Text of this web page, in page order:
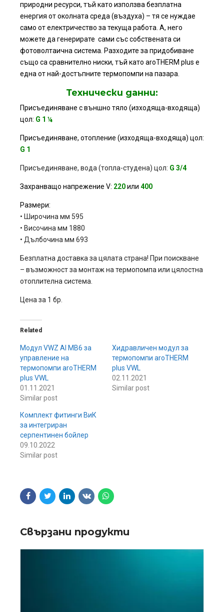
природни ресурси, тъй като използва безплатна
енергия от околната среда (въздуха) – тя се нуждае
само от електричество за текуща работа. А, него
можете да генерирате сами със собствената си
фотоволтаична система. Разходите за придобиване
също са сравнително ниски, тъй като aroTHERM plus е
една от най-достъпните термопомпи на пазара.
Технически данни:
Присъединяване с външно тяло (изходяща-входяща)
цол: G 1 ¼
Присъединяване, отопление (изходяща-входяща) цол:
G 1
Присъединяване, вода (топла-студена) цол: G 3/4
Захранващо напрежение V: 220или 400
Размери:
• Широчина мм 595
• Височина мм 1880
• Дълбочина мм 693
Безплатна доставка за цялата страна! При поискване
– възможност за монтаж на термопомпа или цялостна
отоплителна система.
Цена за 1 бр.
Related
Модул VWZ AI MB6 за
управление на
термопомпи aroTHERM
plus VWL
01.11.2021
Similar post
Хидравличен модул за
термопомпи aroTHERM
plus VWL
02.11.2021
Similar post
Комплект фитинги ВиК
за интегриран
серпентинен бойлер
09.10.2022
Similar post
Свързани продукти